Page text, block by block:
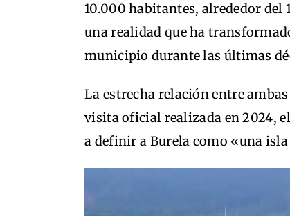
10.000 habitantes, alrededor del
una realidad que ha
municipio durante las últimas
La estrecha relación entre
visita oficial realizada en 2024,
a definir a Burela como «una